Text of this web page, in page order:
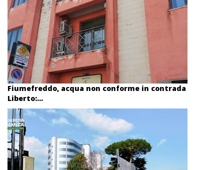
Fiumefreddo, acqua non conforme in contrada
Liberto:...